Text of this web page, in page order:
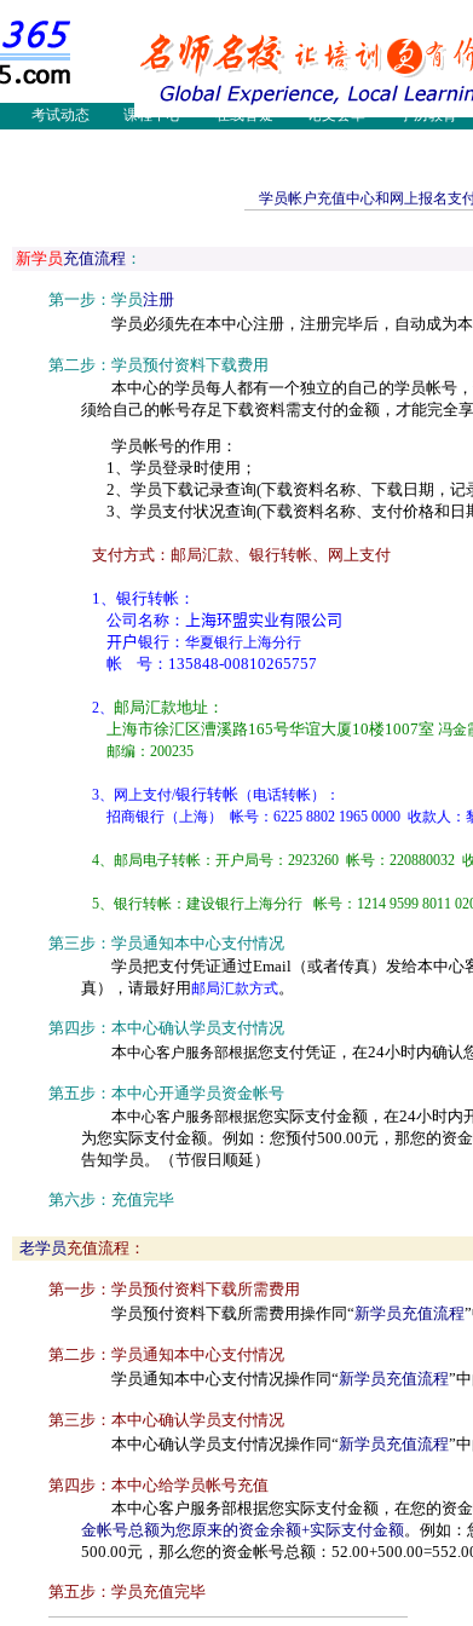
物流案例
物流人才 职业经理人
物流
物流员培训
多媒体制作 国际货代培训
人力
采购认证培训 国际货代培训
计算
考试动态 课程中心 在线答疑 论文荟萃 学历教育
学员帐户充值中心和网上报名支
新学员充值流程 ：
第一步：学员注册
学员必须先在本中心注册，注册完毕后，自动成为本
第二步：学员预付资料下载费用
本中心的学员每人都有一个独立的自己的学员帐号
须给自己的帐号存足下载资料需支付的金额，才能完全
学员帐号的作用：
1、学员登录时使用；
2、学员下载记录查询(下载资料名称、下载日期，记
3、学员支付状况查询(下载资料名称、支付价格和日
支付方式：邮局汇款、银行转帐、网上支付
1、银行转帐 ：
公司名称：
上海环盟实业有限公司
开户银行： 华夏银行上海分行
帐 号： 135848-00810265757
2、 邮局汇款地址：
上海市徐汇区漕溪路165号华谊大厦10楼1007室 冯金
邮编：200235
3、网上支付/银行转帐 （电话转帐）：
招商银行（上海） 帐号： 6225 8802 1965 0000 收款人：
4、邮局电子转帐：开户局号： 2923260 帐号： 220880032
5、银行转帐：建设银行上海分行 帐号： 1214 9599 8011
第三步：学员通知本中心支付情况
学员把支付凭证通过Email （或者传真）发给本中
真），请最好用邮局汇款方式。
第四步：本中心确认学员支付情况
本中心客户服务部根据您支付凭证，在24小时内确认
第五步：本中心开通学员资金帐号
本中心客户服务部根据您实际支付金额，在24小时内
为您实际支付金额。例如：您预付500.00元，那您的资
告知学员。（节假日顺延）
第六步：充值完毕
老学员充值流程：
第一步： 学员预付资料下载所需费用
学员预付资料下载所需费用操作同“新学员充值流程
第二步： 学员通知本中心支付情况
学员通知本中心支付情况操作同“新学员充值流程”
第三步：本中心确认学员支付情况
本中心确认学员支付情况操作同“新学员充值流程”
第四步：本中心给学员帐号充值
本中心客户服务部根据您实际支付金额，在您的资
金帐号总额为您原来的资金余额+实际支付金额。例如：
500.00元，那么您的资金帐号总额：
第五步： 学员充值完毕